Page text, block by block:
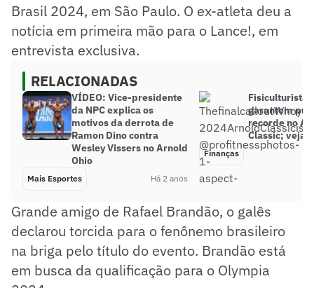
Brasil 2024, em São Paulo. O ex-atleta deu a
notícia em primeira mão para o Lance!, em
entrevista exclusiva.
RELACIONADAS
VÍDEO: Vice-presidente
da NPC explica os
motivos da derrota de
Ramon Dino contra
Wesley Vissers no Arnold
Ohio
Mais Esportes Há 2 anos
garantem
recorde no
Classic; veja
Finanças
Grande amigo de Rafael Brandão, o galês
declarou torcida para o fenônemo brasileiro
na briga pelo título do evento. Brandão está
em busca da qualificação para o Olympia